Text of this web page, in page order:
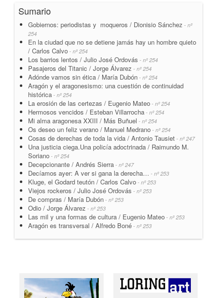
Sumario
Gobiernos: periodistas y moqueros / Dionisio Sánchez - nº
254
En la ciudad que no se detiene jamás hay un hombre quieto
/ Carlos Calvo - nº 254
Los barrios lentos / Julio José Ordovás - nº 254
Pasajeros del Titanic / Jorge Álvarez - nº 254
Adónde vamos sin ética / María Dubón - nº 254
Aragón y el aragonesismo: una cuestión de continuidad
histórica - nº 254
La erosión de las certezas / Eugenio Mateo - nº 254
Hermosos vencidos / Esteban Villarrocha - nº 254
Mi alma aragonesa XXIII / Más Buñuel - nº 254
Os deseo un feliz verano / Manuel Medrano - nº 254
Cosas de derechas de toda la vida / Antonio Tausiet - nº 247
Una justicia ciega.Una policía adoctrinada / Raimundo M.
Soriano - nº 254
Decepcionante / Andrés Sierra - nº 247
Decíamos ayer: A ver si gana la derecha… - nº 253
Kluge, el Godard teutón / Carlos Calvo - nº 253
Viejos rockeros / Julio José Ordovás - nº 253
De compras / María Dubón - nº 253
Odio / Jorge Álvarez - nº 253
Las mil y una formas de cultura / Eugenio Mateo - nº 253
Aragón es transversal / Alfredo Boné - nº 253